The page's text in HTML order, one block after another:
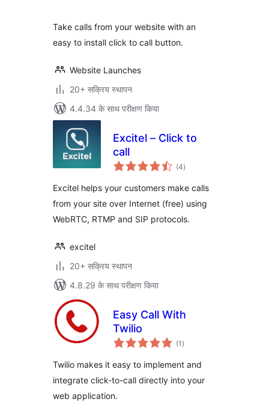
Take calls from your website with an
easy to install click to call button.
Website Launches
20+ सक्रिय स्थापन
4.4.34 के साथ परीक्षण किया
Excitel – Click to
call
(4कुल
दर)
Excitel helps your customers make calls
from your site over Internet (free) using
WebRTC, RTMP and SIP protocols.
excitel
20+ सक्रिय स्थापन
4.8.29 के साथ परीक्षण किया
Easy Call With
Twilio
(1 कुल
दर)
Twilio makes it easy to implement and
integrate click-to-call directly into your
web application.